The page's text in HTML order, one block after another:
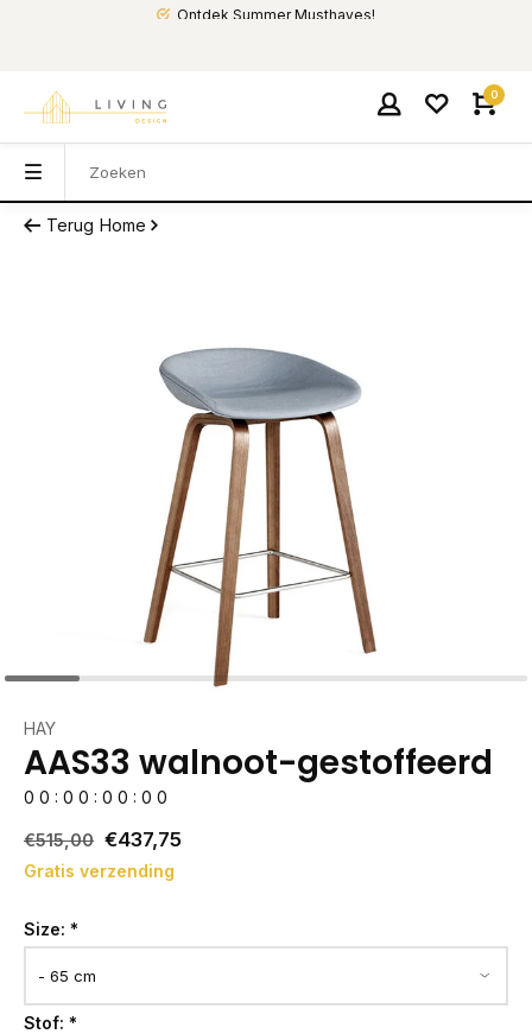
Ontdek Summer Musthaves!
0
Terug Home
HAY
AAS33 walnoot-gestoffeerd
0 0 : 0 0 : 0 0 : 0 0
€515,00 €437,75
Gratis verzending
Size: *
Stof: *